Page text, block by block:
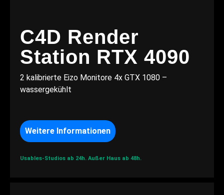
C4D Render
Station RTX 4090
2 kalibrierte Eizo Monitore 4x GTX 1080 –
wassergekühlt
Weitere Informationen
Usables-Studios ab 24h. Außer Haus ab 48h.